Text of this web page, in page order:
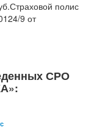
полис
9 от
СРО